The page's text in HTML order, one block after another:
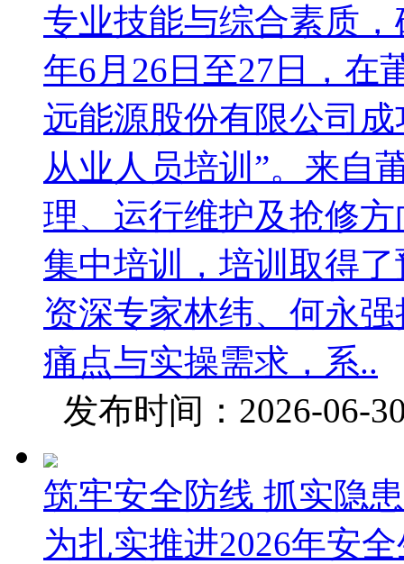
专业技能与综合素质
年6月26日至27日，在
远能源股份有限公司
从业人员培训”。来自
理、运行维护及抢修
集中培训，培训取得
资深专家林纬、何永
痛点与实操需求，系..
发布时间：2026-
筑牢安全防线 抓实隐
为扎实推进2026年安